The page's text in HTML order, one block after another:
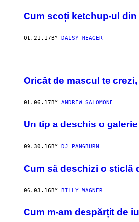
Cum scoți ketchup-ul
01.21.17 BY DAISY MEAGER
Oricât de mascul te
01.06.17BY ANDREW SALOMONE
Un tip a deschis o
09.30.16 BY DJ PANGBURN
Cum să deschizi o sticlă
06.03.16BY BILLY WAGNER
​Cum m-am despărțit de